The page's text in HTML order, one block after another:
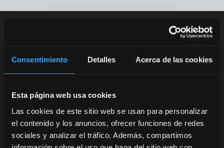
Consentimiento Detalles Acerca de las cookies
Esta página web usa cookies
Las cookies de este sitio web se usan para personalizar
el contenido y los anuncios, ofrecer funciones de redes
sociales y analizar el tráfico. Además, compartimos